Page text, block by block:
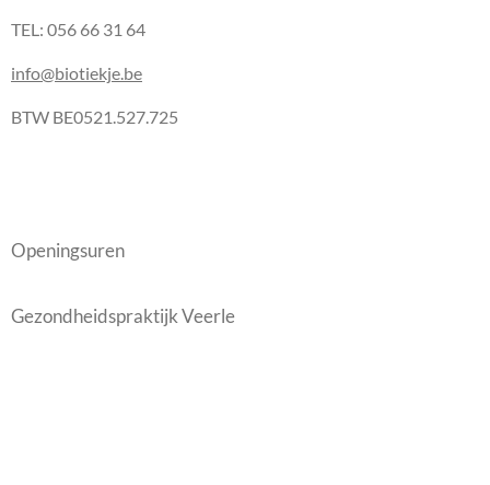
TEL: 056 66 31 64
info@biotiekje.be
BTW BE0521.527.725
Openingsuren
Gezondheidspraktijk Veerle